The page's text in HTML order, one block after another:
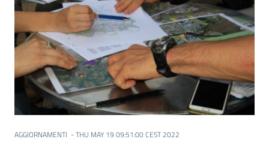
AGGIORNAMENTI - THU MAY 19 09:51:00 CEST 2022